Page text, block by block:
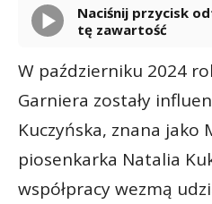
Naciśnij przycisk odtwarzania, aby odsłuchać
tę zawartość
W październiku 2024
Garniera zostały
Kuczyńska, znana jako
piosenkarka Natalia
współpracy wezmą